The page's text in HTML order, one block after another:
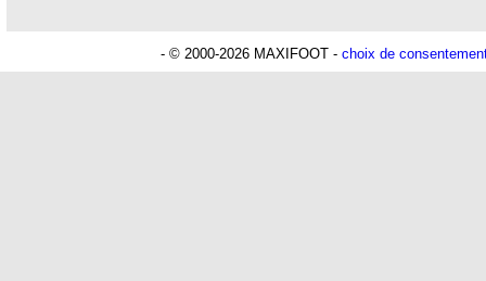
- © 2000-2026 MAXIFOOT - choix de